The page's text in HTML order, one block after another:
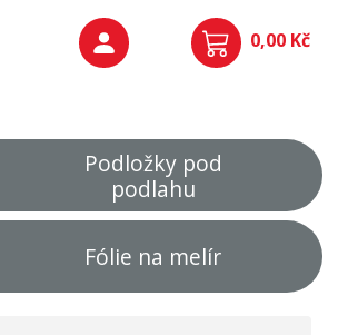
0,00 Kč
Podložky pod
podlahu
Fólie na melír